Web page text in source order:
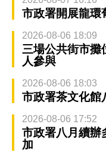
市政署開展龍環
2026-08-06 18:09
三場公共街市攤
人參與
2026-08-06 18:03
市政署茶文化館
2026-08-06 17:52
市政署八月續辦
加